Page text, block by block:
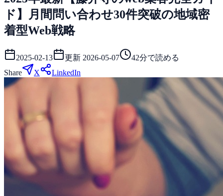
ド】月間問い合わせ30件突破の地域密
着型Web戦略
2025-02-13 更新 2026-05-07 42分で読める
Share
X LinkedIn